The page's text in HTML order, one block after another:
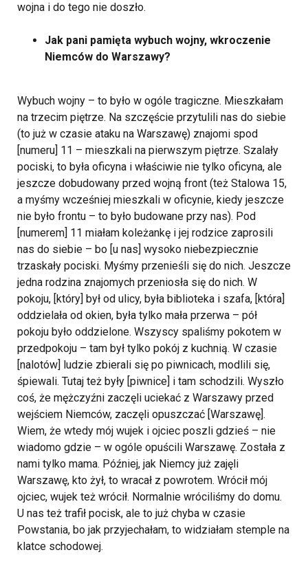
wojna i do tego nie doszło.
Jak pani pamięta wybuch wojny, wkroczenie
Niemców do Warszawy?
Wybuch wojny – to było w ogóle tragiczne. Mieszkałam
na trzecim piętrze. Na szczęście przytulili nas do siebie
(to już w czasie ataku na Warszawę) znajomi spod
[numeru] 11 – mieszkali na pierwszym piętrze. Szalały
pociski, to była oficyna i właściwie nie tylko oficyna, ale
jeszcze dobudowany przed wojną front (też Stalowa 15,
a myśmy wcześniej mieszkali w oficynie, kiedy jeszcze
nie było frontu – to było budowane przy nas). Pod
[numerem] 11 miałam koleżankę i jej rodzice zaprosili
nas do siebie – bo [u nas] wysoko niebezpiecznie
trzaskały pociski. Myśmy przenieśli się do nich. Jeszcze
jedna rodzina znajomych przeniosła się do nich. W
pokoju, [który] był od ulicy, była biblioteka i szafa, [która]
oddzielała od okien, była tylko mała przerwa – pół
pokoju było oddzielone. Wszyscy spaliśmy pokotem w
przedpokoju – tam był tylko pokój z kuchnią. W czasie
[nalotów] ludzie zbierali się po piwnicach, modlili się,
śpiewali. Tutaj też były [piwnice] i tam schodzili. Wyszło
coś, że mężczyźni zaczęli uciekać z Warszawy przed
wejściem Niemców, zaczęli opuszczać [Warszawę].
Wiem, że wtedy mój wujek i ojciec poszli gdzieś – nie
wiadomo gdzie – w ogóle opuścili Warszawę. Została z
nami tylko mama. Później, jak Niemcy już zajęli
Warszawę, kto żył, to wracał z powrotem. Wrócił mój
ojciec, wujek też wrócił. Normalnie wróciliśmy do domu.
U nas też trafił pocisk, ale to już chyba w czasie
Powstania, bo jak przyjechałam, to widziałam stemple na
klatce schodowej.